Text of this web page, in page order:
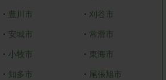
・ 豊川市 ・ 刈谷市
・ 安城市 ・ 常滑市
・ 小牧市 ・ 東海市
・ 知多市 ・ 尾張旭市